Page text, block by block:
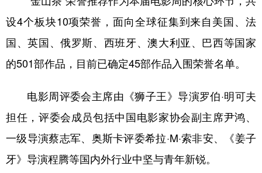
设4个板块10项荣誉，面向全球征集到来自美国、法
国、英国、俄罗斯、西班牙、澳大利亚、巴西等国家
的501部作品，目前已确定45部作品入围荣誉名单。
电影周评委会主席由《狮子王》导演罗伯·明可夫
担任，评委会成员包括中国电影家协会副主席尹鸿、
一级导演蔡志军、奥斯卡评委希拉·M·索非安、《姜子
牙》导演程腾等国内外行业中坚与青年新锐。